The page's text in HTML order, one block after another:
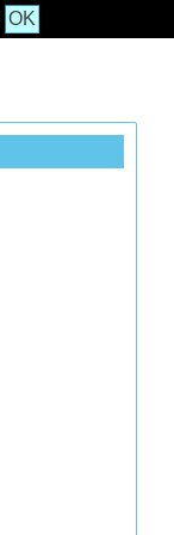
OK